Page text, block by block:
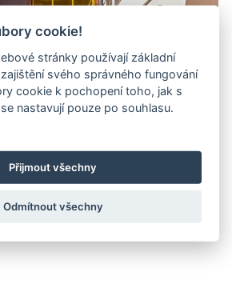
cookie!
stránky používají základní
svého správného fungování
cookie k pochopení toho, jak s
nastavují pouze po souhlasu.
Přijmout všechny
Odmítnout všechny